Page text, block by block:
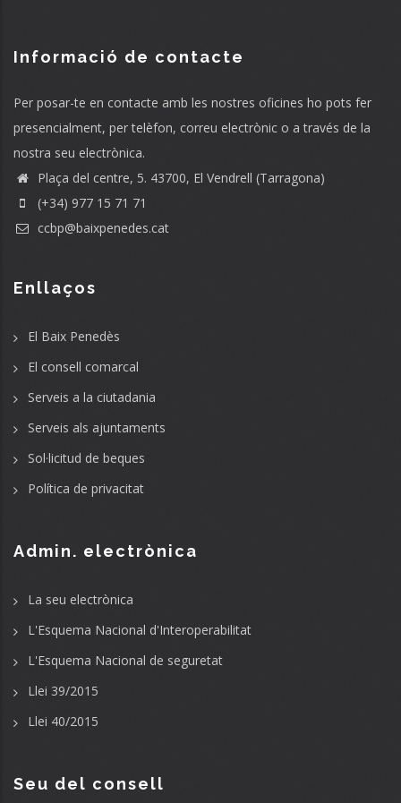
Informació de contacte
Per posar-te en contacte amb les nostres oficines ho pots fer
presencialment, per telèfon, correu electrònic o a través de la
nostra seu electrònica.
Plaça del centre, 5. 43700, El Vendrell (Tarragona)
(+34) 977 15 71 71
ccbp@baixpenedes.cat
Enllaços
El Baix Penedès
El consell comarcal
Serveis a la ciutadania
Serveis als ajuntaments
Sol·licitud de beques
Política de privacitat
Admin. electrònica
La seu electrònica
L'Esquema Nacional d'Interoperabilitat
L'Esquema Nacional de seguretat
Llei 39/2015
Llei 40/2015
Seu del consell